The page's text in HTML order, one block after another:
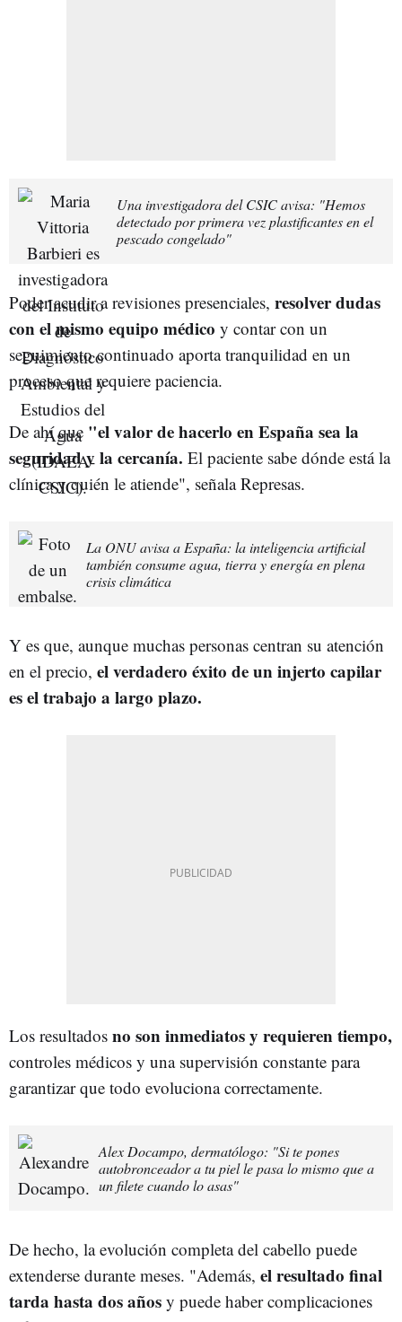
Una investigadora del CSIC avisa: "Hemos
detectado por primera vez plastificantes en el
pescado congelado"
Poder acudir a revisiones presenciales, resolver dudas
con el mismo equipo médico y contar con un
seguimiento continuado aporta tranquilidad en un
proceso que requiere paciencia.
De ahí que "el valor de hacerlo en España sea la
seguridad y la cercanía. El paciente sabe dónde está la
clínica y quién le atiende", señala Represas.
La ONU avisa a España: la inteligencia artificial
también consume agua, tierra y energía en plena
crisis climática
Y es que, aunque muchas personas centran su atención
en el precio, el verdadero éxito de un injerto capilar
es el trabajo a largo plazo.
Los resultados no son inmediatos y requieren tiempo,
controles médicos y una supervisión constante para
garantizar que todo evoluciona correctamente.
Alex Docampo, dermatólogo: "Si te pones
autobronceador a tu piel le pasa lo mismo que a
un filete cuando lo asas"
De hecho, la evolución completa del cabello puede
extenderse durante meses. "Además, el resultado final
tarda hasta dos años y puede haber complicaciones